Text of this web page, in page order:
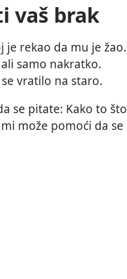
vaš brak
rekao da mu je žao.
samo nakratko.
vratilo na staro.
se pitate: Kako to što
može pomoći da se